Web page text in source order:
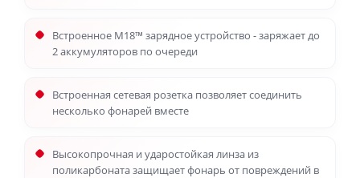
Встроенное M18™ зарядное устройство - заряжает до
2 аккумуляторов по очереди
Встроенная сетевая розетка позволяет соединить
несколько фонарей вместе
Высокопрочная и ударостойкая линза из
поликарбоната защищает фонарь от повреждений в